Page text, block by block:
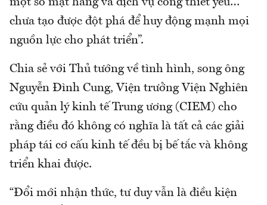
chưa tạo được đột phá để huy động mạnh mọi
nguồn lực cho phát triển”.
Chia sẻ với Thủ tướng về tình hình, song ông
Nguyễn Đình Cung, Viện trưởng Viện Nghiên
cứu quản lý kinh tế Trung ương (CIEM) cho
rằng điều đó không có nghĩa là tất cả các giải
pháp tái cơ cấu kinh tế đều bị bế tắc và không
triển khai được.
“Đổi mới nhận thức, tư duy vẫn là điều kiện